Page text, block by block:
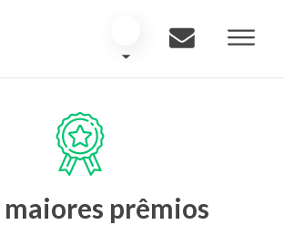
maiores prêmios